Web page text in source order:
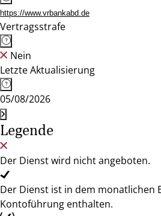
https://www.vrbankabd.de
Vertragsstrafe
Nein
Letzte Aktualisierung
05/08/2026
Legende
Der Dienst wird nicht angeboten.
Der Dienst ist in dem monatlichen
Kontoführung enthalten.